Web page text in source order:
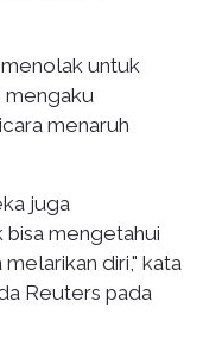
untuk
mengaku
menaruh
juga
bisa mengetahui
diri," kata
Reuters pada